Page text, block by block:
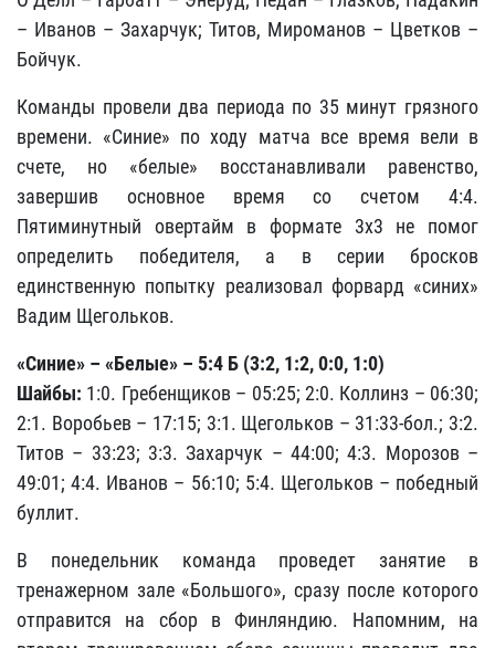
– Иванов – Захарчук; Титов, Мироманов – Цветков –
Бойчук.
Команды провели два периода по 35 минут грязного
времени. «Синие» по ходу матча все время вели в
счете, но «белые» восстанавливали равенство,
завершив основное время со счетом 4:4.
Пятиминутный овертайм в формате 3х3 не помог
определить победителя, а в серии бросков
единственную попытку реализовал форвард «синих»
Вадим Щегольков.
«Синие» – «Белые» – 5:4 Б (3:2, 1:2, 0:0, 1:0)
Шайбы: 1:0. Гребенщиков – 05:25; 2:0. Коллинз – 06:30;
2:1. Воробьев – 17:15; 3:1. Щегольков – 31:33-бол.; 3:2.
Титов – 33:23; 3:3. Захарчук – 44:00; 4:3. Морозов –
49:01; 4:4. Иванов – 56:10; 5:4. Щегольков – победный
буллит.
В понедельник команда проведет занятие в
тренажерном зале «Большого», сразу после которого
отправится на сбор в Финляндию. Напомним, на